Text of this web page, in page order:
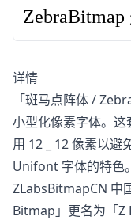
详情
「斑马点阵体 /
小型化像素字体。这
用 12 _ 12 像素以避
Unifont 字体的特色
ZLabsBitmapCN 中
Bitmap」更名为「Z